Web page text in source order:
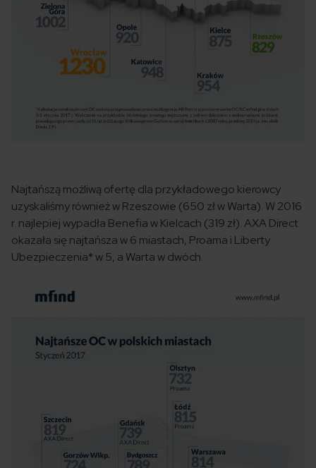
Najtańszą możliwą ofertę dla przykładowego kierowcy
uzyskaliśmy również w Rzeszowie (650 zł w Warta). W 2016
r. najlepiej wypadła Benefia w Kielcach (319 zł). AXA Direct
okazała się najtańsza w 6 miastach, Proama i Liberty
Ubezpieczenia* w 5, a Warta w dwóch.